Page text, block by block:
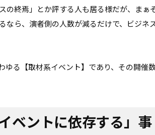
の終焉」とか評する人も居る様だが、まぁ
なら、演者側の人数が減るだけで、ビジネ
ゆる【取材系イベント】であり、その開催
ベントに依存する」事